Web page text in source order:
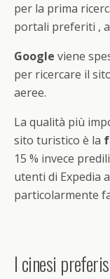
per la prima
portali preferiti ,
Google viene
per ricercare il
aeree.
La qualità più
sito turistico è la
15 % invece
utenti di Expedia
particolarmente
I cinesi